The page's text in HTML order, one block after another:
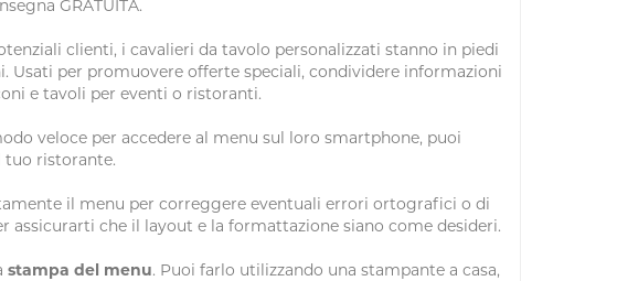
GRATUITA.
clienti, i cavalieri da tavolo personalizzati stanno in piedi
per promuovere offerte speciali, condividere informazioni
e tavoli per eventi o ristoranti.
veloce per accedere al menu sul loro smartphone, puoi
tuo ristorante.
il menu per correggere eventuali errori ortografici o di
assicurarti che il layout e la formattazione siano come desideri.
stampa del menu. Puoi farlo utilizzando una stampante a casa,